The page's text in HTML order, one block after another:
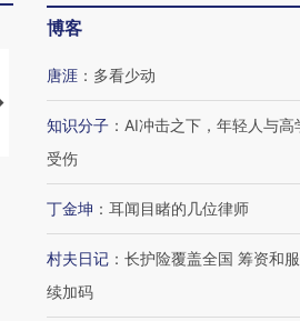
【推广】走进第四届链博
会，让数智科技“链”接产
【特别呈现】寻找
博客
唐涯 ： 多看少动
知识分子 ： AI冲击之下，年轻人与高
受伤
丁金坤 ： 耳闻目睹的几位律师
村夫日记 ： 长护险覆盖全国 筹资和
续加码